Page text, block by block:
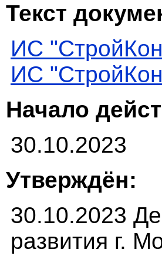
Текст
ИС
ИС
Начало
30.10.2023
Утверждён:
30.10.2023
развития г.